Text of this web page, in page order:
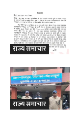
राज्य समाचार
राज्य समाचार